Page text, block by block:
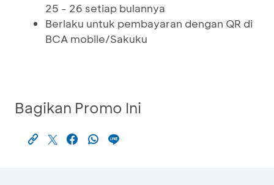
25 - 26 setiap bulannya
Berlaku untuk pembayaran dengan QR di
BCA mobile/Sakuku
Bagikan Promo Ini